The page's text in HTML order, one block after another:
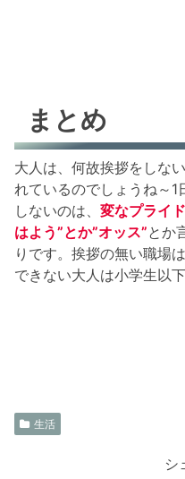
まとめ
大人は、何故挨拶をしな
れているのでしょうね～
しないのは、 変なプライ
はよう”とか”オッス”とか
りです。挨拶の無い職場
できない大人は小学生以
生活
シ